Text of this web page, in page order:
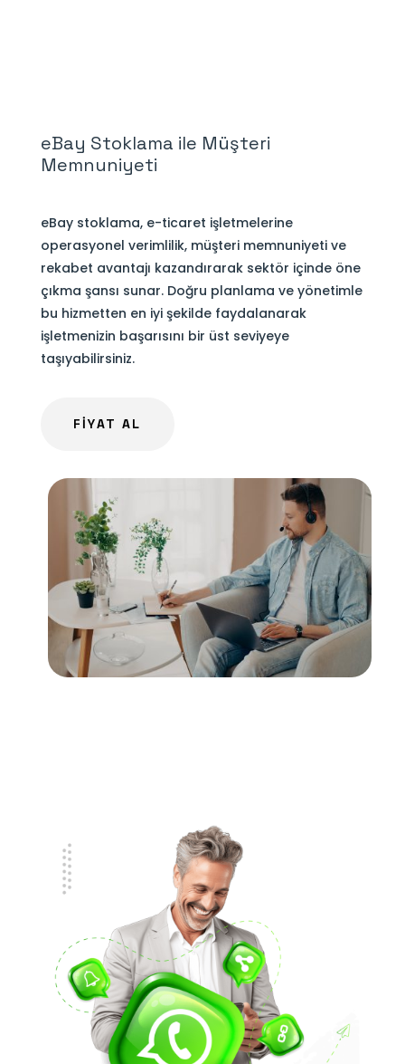
eBay Stoklama ile Müşteri
Memnuniyeti
eBay stoklama, e-ticaret işletmelerine
operasyonel verimlilik, müşteri memnuniyeti ve
rekabet avantajı kazandırarak sektör içinde öne
çıkma şansı sunar. Doğru planlama ve yönetimle
bu hizmetten en iyi şekilde faydalanarak
işletmenizin başarısını bir üst seviyeye
taşıyabilirsiniz.
FİYAT AL